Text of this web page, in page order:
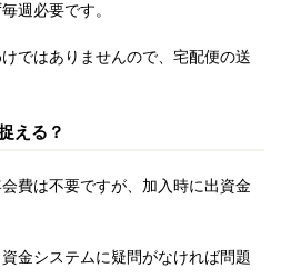
週必要です。
ではありませんので、宅配便の送
える？
費は不要ですが、加入時に出資金
金システムに疑問がなければ問題